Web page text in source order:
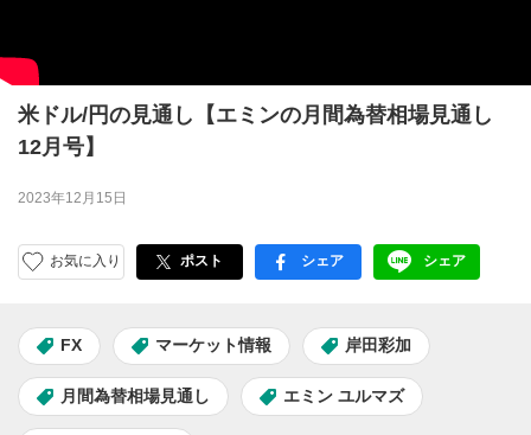
米ドル/円の見通し【エミンの月間為替相場見通し
12月号】
2023年12月15日
お気に入り ポスト facebook
シェア LINE
シェア
FX マーケット情報 岸田彩加
月間為替相場見通し エミン ユルマズ